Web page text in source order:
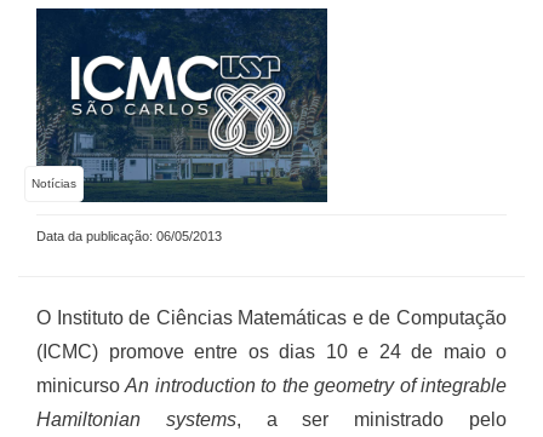
Notícias
Data da publicação: 06/05/2013
O Instituto de Ciências Matemáticas e de Computação
(ICMC) promove entre os dias 10 e 24 de maio o
minicursoAn introduction to the geometry of integrable
Hamiltonian systems, a ser ministrado pelo